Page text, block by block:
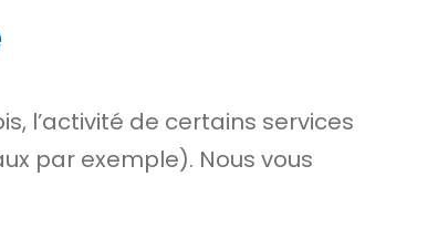
l’activité de certains services
par exemple). Nous vous